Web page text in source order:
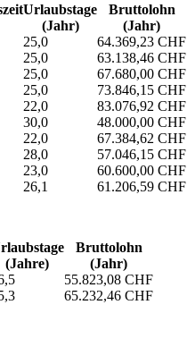
Urlaubs­tage
(Jahr)
Bruttolohn
(Jahr)
25,0
64.369,23 CHF
25,0
63.138,46 CHF
25,0
67.680,00 CHF
25,0
73.846,15 CHF
22,0
83.076,92 CHF
30,0
48.000,00 CHF
22,0
67.384,62 CHF
28,0
57.046,15 CHF
23,0
60.600,00 CHF
26,1
61.206,59 CHF
(Jahre)
Bruttolohn
(Jahr)
55.823,08 CHF
65.232,46 CHF